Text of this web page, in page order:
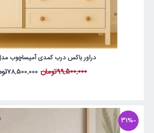
دراور باکس درب کمدی آمیساچوب
99,500,000تومان 78,500,000تومان
-31%